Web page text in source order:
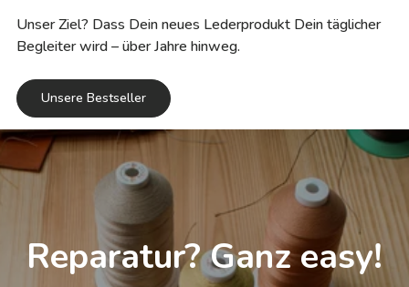
Unser Ziel? Dass Dein neues Lederprodukt Dein täglicher
Begleiter wird – über Jahre hinweg.
Unsere Bestseller
Reparatur? Ganz easy!